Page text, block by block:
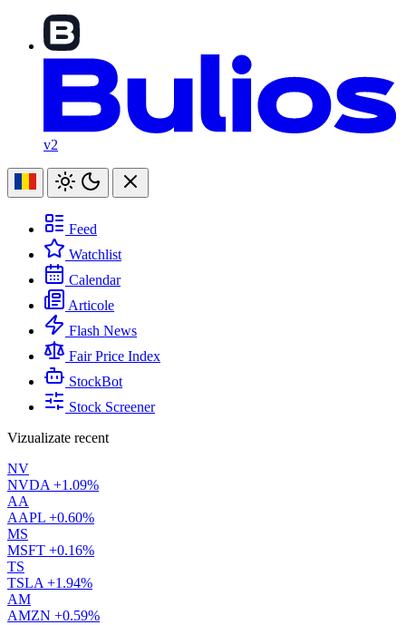
v2
Feed
Watchlist
Calendar
Articole
Flash News
Fair Price Index
StockBot
Stock Screener
Vizualizate recent
NV
NVDA +1.09%
AA
AAPL +0.60%
MS
MSFT +0.16%
TS
TSLA +1.94%
AM
AMZN +0.59%